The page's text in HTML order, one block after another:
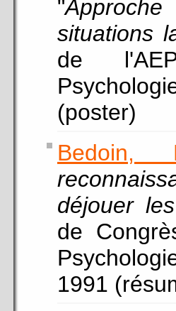
"
situations
de
(poster)
Bedoin,
déjouer
de
1991